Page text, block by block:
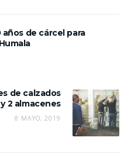
años de cárcel para
de calzados
2 almacenes
8 MAYO, 2019